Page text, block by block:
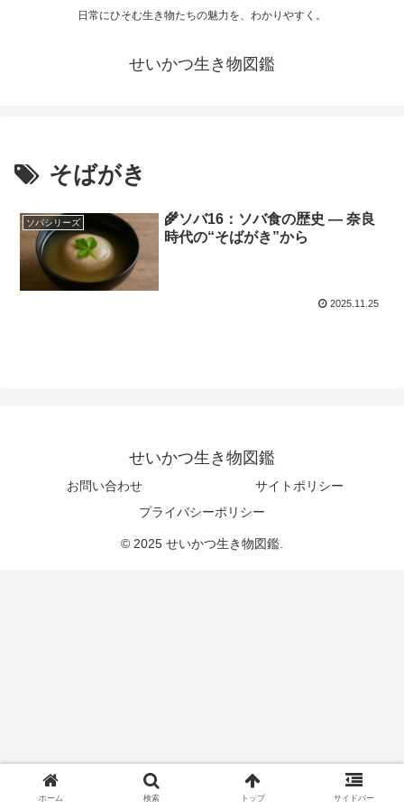
日常にひそむ生き物たちの魅力を、わかりやすく。
せいかつ生き物図鑑
そばがき
ソバシリーズ
🌾ソバ16：ソバ食の歴史 ― 奈良
時代の“そばがき”から
2025.11.25
せいかつ生き物図鑑
お問い合わせ
サイトポリシー
プライバシーポリシー
© 2025 せいかつ生き物図鑑.
ホーム 検索 トップ サイドバー